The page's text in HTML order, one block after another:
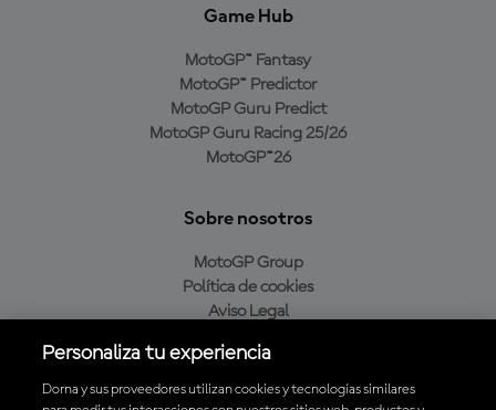
Game Hub
MotoGP™ Fantasy
MotoGP™ Predictor
MotoGP Guru Predict
MotoGP Guru Racing 25/26
MotoGP™26
Sobre nosotros
MotoGP Group
Política de cookies
Aviso Legal
Política de compra
Personaliza tu experiencia
Dorna y sus proveedores utilizan cookies y tecnologías similares